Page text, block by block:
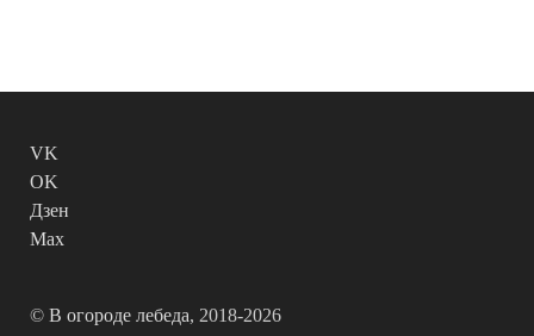
VK
OK
Дзен
Max
© В огороде лебеда, 2018-2026